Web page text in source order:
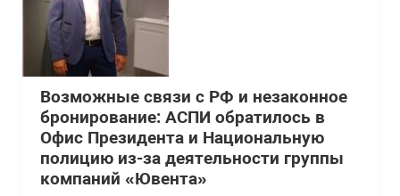
Возможные связи с РФ и незаконное
бронирование: АСПИ обратилось в
Офис Президента и Национальную
полицию из-за деятельности группы
компаний «Ювента»